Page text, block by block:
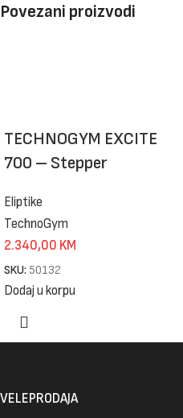
Povezani proizvodi
TECHNOGYM EXCITE
700 – Stepper
Eliptike
TechnoGym
2.340,00 KM
SKU: 50132
Dodaj u korpu
VELEPRODAJA